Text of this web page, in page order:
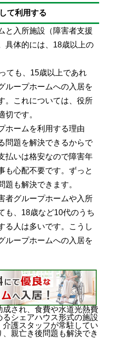
て利用する
と入所施設（障害者支援
具体的には、18歳以上の
ても、15歳以上であれ
ループホームへの入居を
。これについては、役所
切です。
ホームを利用する理由
問題を解決できるからで
払いは格安なので障害年
も心配不要です。ずっと
も解決できます。
者グループホームや入所
も、18歳など10代のうち
る人は多いです。こうし
ループホームへの入居を
され、食費や水道光熱費
シェアハウス形式の施設
護スタッフが常駐してい
親亡き後問題も解決でき